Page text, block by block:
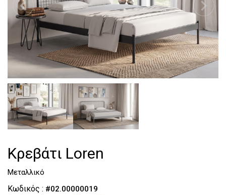
Τουαλέτες
Κομοδίνα
Κρεβάτι Loren
Μεταλλικό
Κωδικός : #02.00000019